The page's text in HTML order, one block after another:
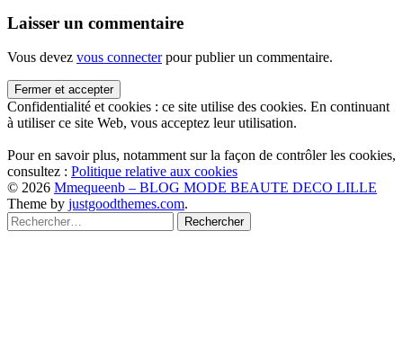
Laisser un commentaire
Vous devez vous connecterpour publier un commentaire.
Confidentialité et cookies : ce site utilise des cookies. En continuant
à utiliser ce site Web, vous acceptez leur utilisation.
Pour en savoir plus, notamment sur la façon de contrôler les cookies,
consultez : Politique relative aux cookies
© 2026 Mmequeenb – BLOG MODE BEAUTE DECO LILLE
Theme by justgoodthemes.com.
to
the
Rechercher :